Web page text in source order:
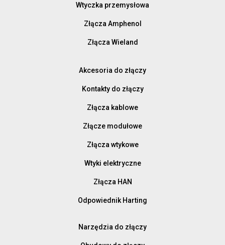
Wtyczka przemysłowa
Złącza Amphenol
Złącza Wieland
Akcesoria do złączy
Kontakty do złączy
Złącza kablowe
Złącze modułowe
Złącza wtykowe
Wtyki elektryczne
Złącza HAN
Odpowiednik Harting
Narzędzia do złączy